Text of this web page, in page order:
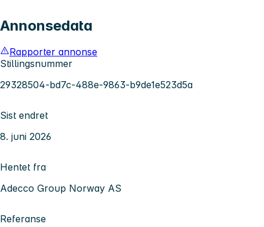
Annonsedata
Rapporter annonse
Stillingsnummer
29328504-bd7c-488e-9863-b9de1e523d5a
Sist endret
8. juni 2026
Hentet fra
Adecco Group Norway AS
Referanse